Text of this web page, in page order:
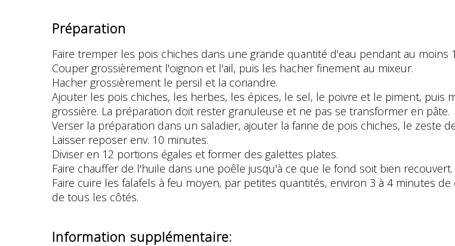
Préparation
Faire tremper les pois chiches dans une grande quantité d'eau pendant au
Couper grossièrement l'oignon et l'ail, puis les hacher finement au mixeur.
Hacher grossièrement le persil et la coriandre.
Ajouter les pois chiches, les herbes, les épices, le sel, le poivre et le piment, puis
grossière. La préparation doit rester granuleuse et ne pas se transformer en pâte.
Verser la préparation dans un saladier, ajouter la farine de pois chiches, le zeste
Laisser reposer env. 10 minutes.
Diviser en 12 portions égales et former des galettes plates.
Faire chauffer de l'huile dans une poêle jusqu'à ce que le fond soit bien recouvert.
Faire cuire les falafels à feu moyen, par petites quantités, environ 3 à 4 minutes
de tous les côtés.
Information supplémentaire: